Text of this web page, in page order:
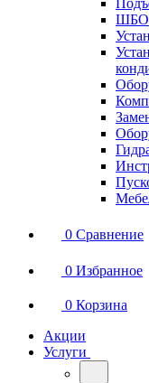
ШБО
0 Сравнение
0 Избранное
0 Корзина
Акции
Услуги